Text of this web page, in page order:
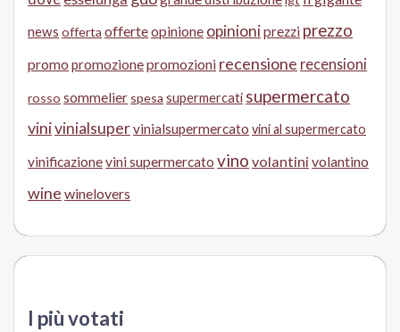
news offerta offerteopinione opinioniprezzi prezzo
promo promozionepromozioni recensione recensioni
rosso sommelier spesa supermercati supermercato
vinivinialsupervinialsupermercato vini al supermercato
vinificazionevini supermercato vino volantini volantino
wine winelovers
I più votati